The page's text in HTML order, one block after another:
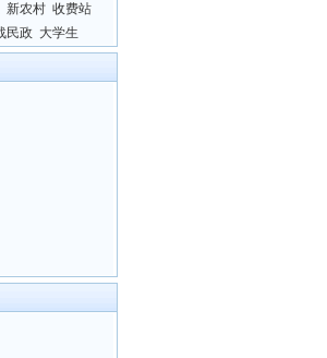
新农村 收费站
民政 大学生